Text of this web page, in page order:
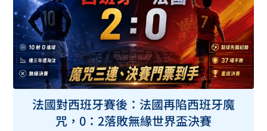
法國對西班牙賽後：法國再陷西班牙魔
咒，0：2落敗無緣世界盃決賽